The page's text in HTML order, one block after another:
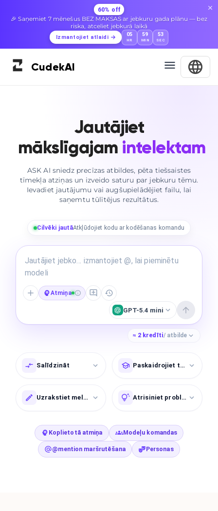
60% off
🎉 Saņemiet 7 mēnešus BEZ MAKSAS ar jebkuru gada plānu — bez
riska, atceliet jebkurā laikā
Izmantojiet atlaidi 05
HR
59
MIN
52
SEC
CudekAI
Jautājiet
mākslīgajam intelektam
ASK AI sniedz precīzas atbildes, pēta tiešsaistes
tīmekļa atziņas un izveido saturu par jebkuru tēmu.
Ievadiet jautājumu vai augšupielādējiet failu, lai
saņemtu tūlītējus rezultātus.
Cilvēki jautāAtkļūdojiet kodu ar kodēšanas komandu
Atmiņa
GPT-5.4 mini
≈ 2 kredīti/ atbilde
Salīdzināt Paskaidrojiet tēmu
Uzrakstiet melnrakstu Atrisiniet problēmu
Koplietotā atmiņa Modeļu komandas
@mention maršrutēšana Personas